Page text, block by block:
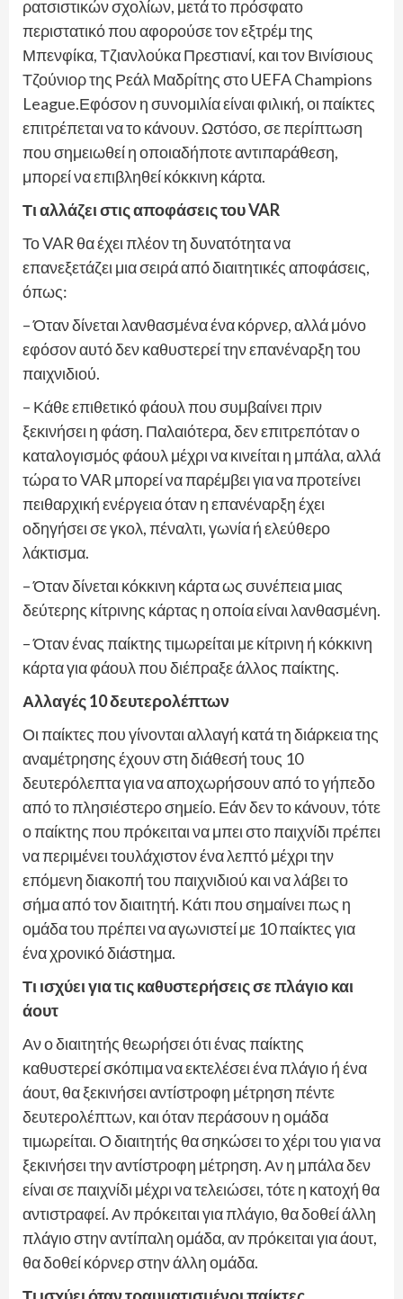
ρατσιστικών σχολίων, μετά το πρόσφατο
περιστατικό που αφορούσε τον εξτρέμ της
Μπενφίκα, Τζιανλούκα Πρεστιανί, και τον Βινίσιους
Τζούνιορ της Ρεάλ Μαδρίτης στο UEFA Champions
League.Εφόσον η συνομιλία είναι φιλική, οι παίκτες
επιτρέπεται να το κάνουν. Ωστόσο, σε περίπτωση
που σημειωθεί η οποιαδήποτε αντιπαράθεση,
μπορεί να επιβληθεί κόκκινη κάρτα.
Τι αλλάζει στις αποφάσεις του VAR
Το VAR θα έχει πλέον τη δυνατότητα να
επανεξετάζει μια σειρά από διαιτητικές αποφάσεις,
όπως:
– Όταν δίνεται λανθασμένα ένα κόρνερ, αλλά μόνο
εφόσον αυτό δεν καθυστερεί την επανέναρξη του
παιχνιδιού.
– Κάθε επιθετικό φάουλ που συμβαίνει πριν
ξεκινήσει η φάση. Παλαιότερα, δεν επιτρεπόταν ο
καταλογισμός φάουλ μέχρι να κινείται η μπάλα, αλλά
τώρα το VAR μπορεί να παρέμβει για να προτείνει
πειθαρχική ενέργεια όταν η επανέναρξη έχει
οδηγήσει σε γκολ, πέναλτι, γωνία ή ελεύθερο
λάκτισμα.
– Όταν δίνεται κόκκινη κάρτα ως συνέπεια μιας
δεύτερης κίτρινης κάρτας η οποία είναι λανθασμένη.
– Όταν ένας παίκτης τιμωρείται με κίτρινη ή κόκκινη
κάρτα για φάουλ που διέπραξε άλλος παίκτης.
Αλλαγές 10 δευτερολέπτων
Οι παίκτες που γίνονται αλλαγή κατά τη διάρκεια της
αναμέτρησης έχουν στη διάθεσή τους 10
δευτερόλεπτα για να αποχωρήσουν από το γήπεδο
από το πλησιέστερο σημείο. Εάν δεν το κάνουν, τότε
ο παίκτης που πρόκειται να μπει στο παιχνίδι πρέπει
να περιμένει τουλάχιστον ένα λεπτό μέχρι την
επόμενη διακοπή του παιχνιδιού και να λάβει το
σήμα από τον διαιτητή. Κάτι που σημαίνει πως η
ομάδα του πρέπει να αγωνιστεί με 10 παίκτες για
ένα χρονικό διάστημα.
Τι ισχύει για τις καθυστερήσεις σε πλάγιο και
άουτ
Αν ο διαιτητής θεωρήσει ότι ένας παίκτης
καθυστερεί σκόπιμα να εκτελέσει ένα πλάγιο ή ένα
άουτ, θα ξεκινήσει αντίστροφη μέτρηση πέντε
δευτερολέπτων, και όταν περάσουν η ομάδα
τιμωρείται. Ο διαιτητής θα σηκώσει το χέρι του για να
ξεκινήσει την αντίστροφη μέτρηση. Αν η μπάλα δεν
είναι σε παιχνίδι μέχρι να τελειώσει, τότε η κατοχή θα
αντιστραφεί. Αν πρόκειται για πλάγιο, θα δοθεί άλλη
πλάγιο στην αντίπαλη ομάδα, αν πρόκειται για άουτ,
θα δοθεί κόρνερ στην άλλη ομάδα.